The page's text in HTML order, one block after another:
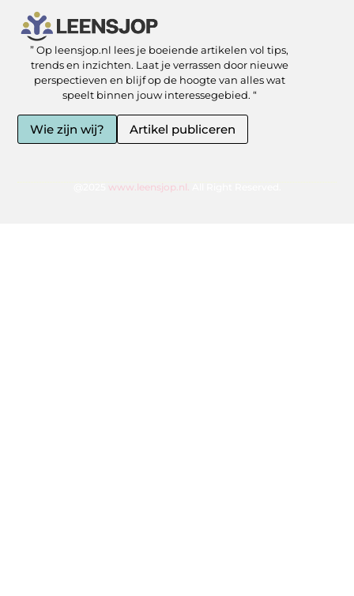
” Op leensjop.nl lees je boeiende artikelen vol tips,
trends en inzichten. Laat je verrassen door nieuwe
perspectieven en blijf op de hoogte van alles wat
speelt binnen jouw interessegebied. “
Wie zijn wij? Artikel publiceren
www.leensjop.nl.